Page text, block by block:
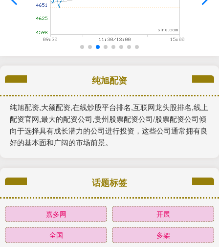
纯旭配资
纯旭配资,大额配资,在线炒股平台排名,互联网龙头股排名,线上
配资官网,最大的配资公司,贵州股票配资公司/股票配资公司倾
向于选择具有成长潜力的公司进行投资，这些公司通常拥有良
好的基本面和广阔的市场前景。
话题标签
嘉多网 开展
全国 多架